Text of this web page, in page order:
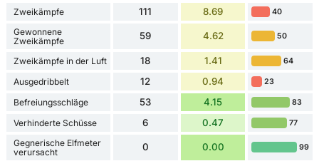
Zweikämpfe 111 8.69 40
Gewonnene
Zweikämpfe
59 4.62 50
Zweikämpfe in der Luft 18 1.41 64
Ausgedribbelt 12 0.94 23
Befreiungsschläge 53 4.15 83
Verhinderte Schüsse 6 0.47 77
Gegnerische Elfmeter
verursacht
0 0.00 99